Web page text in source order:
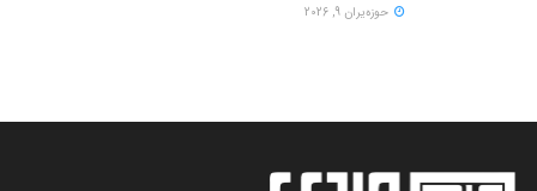
حوزه‌یران 9, 2026